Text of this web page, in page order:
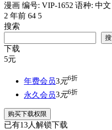
漫画 编号: VIP-1652 语种: 中
2 年前 64 5
搜索
下载
5元
年费会员3元6折
永久会员3元6折
购买下载权限
已有13人解锁下载